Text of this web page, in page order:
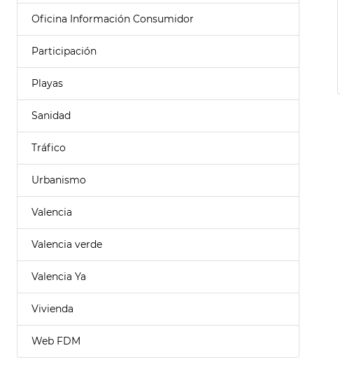
Oficina Información Consumidor
Participación
Playas
Sanidad
Tráfico
Urbanismo
Valencia
Valencia verde
Valencia Ya
Vivienda
Web FDM